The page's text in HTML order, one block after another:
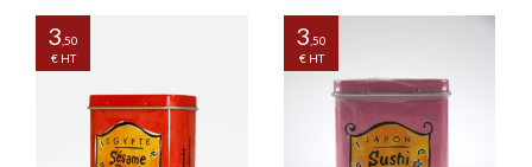
3 ,50
€ HT
3 ,50
€ HT